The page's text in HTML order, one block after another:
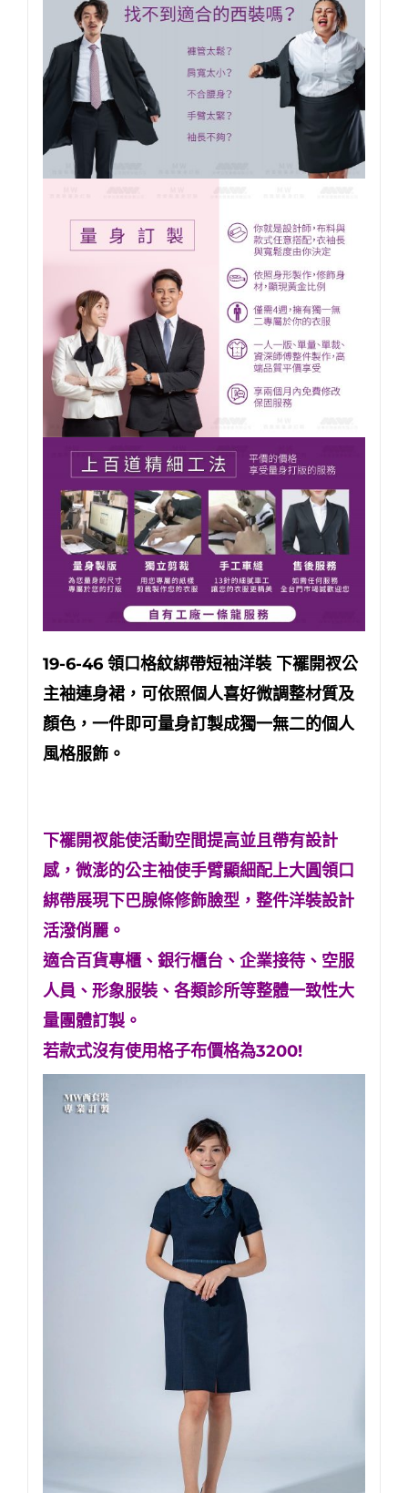
19-6-46 領口格紋綁帶短袖洋裝 下襬開衩公
主袖連身裙，可依照個人喜好微調整材質及
顏色，一件即可量身訂製成獨一無二的個人
風格服飾。
下襬開衩能使活動空間提高並且帶有設計
感，微澎的公主袖使手臂顯細配上大圓領口
綁帶展現下巴腺條修飾臉型，整件洋裝設計
活潑俏麗。
適合百貨專櫃、銀行櫃台、企業接待、空服
人員、形象服裝、各類診所等整體一致性大
量團體訂製。
若款式沒有使用格子布價格為3200!